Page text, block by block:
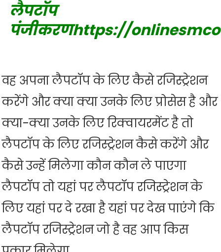
लैपटॉप
पंजीकरणhttps://
वह अपना लैपटॉप के लिए कैसे रजिस्ट्रेशन
करेंगे और क्या क्या उनके लिए प्रोसेस है और
क्या-क्या उनके लिए रिक्वायरमेंट है तो
लैपटॉप के लिए रजिस्ट्रेशन कैसे करेंगे और
कैसे उन्हें मिलेगा कौन कौन ले पाएगा
लैपटॉप तो यहां पर लैपटॉप रजिस्ट्रेशन के
लिए यहां पर दे रखा है यहां पर देख पाएंगे कि
लैपटॉप रजिस्ट्रेशन जो है वह आप किस